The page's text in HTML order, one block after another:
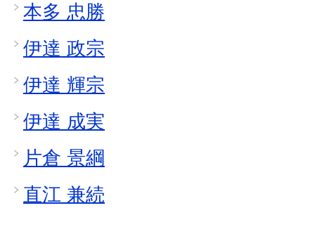
本多 忠勝
伊達 政宗
伊達 輝宗
伊達 成実
片倉 景綱
直江 兼続